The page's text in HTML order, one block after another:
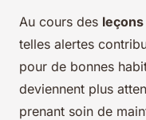
Au cours des
telles alertes
pour de bonnes
deviennent plus
prenant soin de